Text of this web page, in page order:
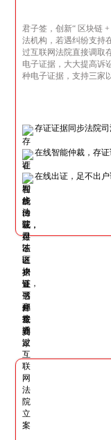
君子签，创新“ 区块链
法机构，若遇纠纷支持
过互联网法院直接调取
电子证据，大大提高诉
种电子证据，支持三家
存证证据同步法院
在线智能仲裁，存
在线出证，足不出